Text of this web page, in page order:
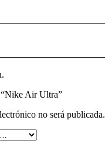
“Nike Air Ultra”
no será publicada.